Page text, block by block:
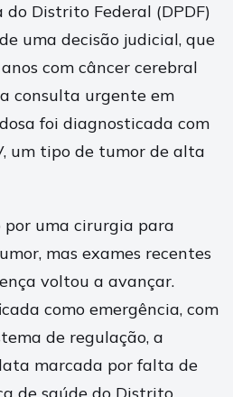
Distrito Federal (DPDF)
uma decisão judicial, que
com câncer cerebral
consulta urgente em
foi diagnosticada com
um tipo de tumor de alta
por uma cirurgia para
mas exames recentes
voltou a avançar.
como emergência, com
de regulação, a
marcada por falta de